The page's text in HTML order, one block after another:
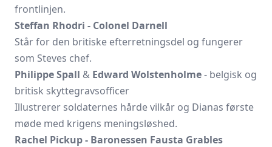
frontlinjen.
Steffan Rhodri - Colonel Darnell
Står for den britiske efterretningsdel og fungerer
som Steves chef.
Philippe Spall & Edward Wolstenholme- belgisk og
britisk skyttegravsofficer
Illustrerer soldaternes hårde vilkår og Dianas første
møde med krigens meningsløshed.
Rachel Pickup - Baronessen Fausta Grables